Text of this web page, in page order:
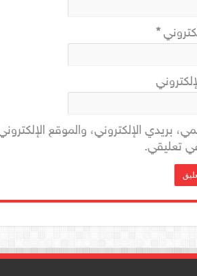
*
بريدي الإلكتروني، والموقع
تعليقي.